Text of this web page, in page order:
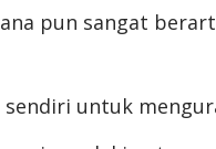
pun sangat
untuk